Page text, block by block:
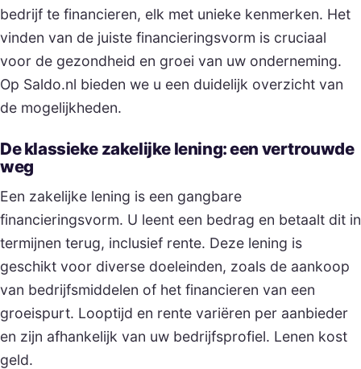
bedrijf te financieren, elk met unieke kenmerken. Het
vinden van de juiste financieringsvorm is cruciaal
voor de gezondheid en groei van uw onderneming.
Op Saldo.nl bieden we u een duidelijk overzicht van
de mogelijkheden.
De klassieke zakelijke lening: een vertrouwde
weg
Een zakelijke lening is een gangbare
financieringsvorm. U leent een bedrag en betaalt dit in
termijnen terug, inclusief rente. Deze lening is
geschikt voor diverse doeleinden, zoals de aankoop
van bedrijfsmiddelen of het financieren van een
groeispurt. Looptijd en rente variëren per aanbieder
en zijn afhankelijk van uw bedrijfsprofiel. Lenen kost
geld.